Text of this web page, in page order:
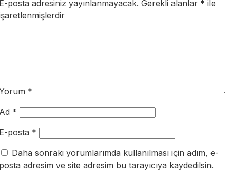
posta adresiniz yayınlanmayacak. Gerekli alanlar * ile
*
*
posta *
Daha sonraki yorumlarımda kullanılması için adım, e-
adresim ve site adresim bu tarayıcıya kaydedilsin.